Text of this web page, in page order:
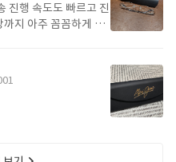
진행 속도도 빠르고 진
지 아주 꼼꼼하게 찍